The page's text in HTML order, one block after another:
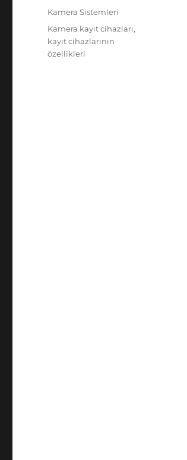
Kategoriler
Kamera Sistemleri
Etiketler
Kamera kayıt cihazları,
kayıt cihazlarının
özellikleri